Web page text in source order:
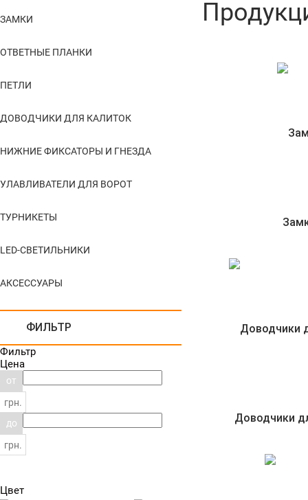
ЗАМКИ
ОТВЕТНЫЕ ПЛАНКИ
ПЕТЛИ
ДОВОДЧИКИ ДЛЯ КАЛИТОК
НИЖНИЕ ФИКСАТОРЫ И ГНЕЗДА
УЛАВЛИВАТЕЛИ ДЛЯ ВОРОТ
ТУРНИКЕТЫ
LED-СВЕТИЛЬНИКИ
АКСЕССУАРЫ
ФИЛЬТР
Фильтр
Цена
от
грн.
до
грн.
Цвет
Доводчики